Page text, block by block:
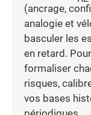
(ancrage,
analogie et
basculer les
en retard.
formaliser
risques,
vos bases